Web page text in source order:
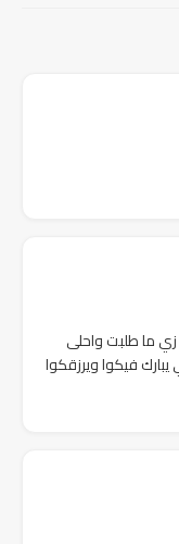
زي ما طلبت واحلى
فيكوا ويرزقكوا